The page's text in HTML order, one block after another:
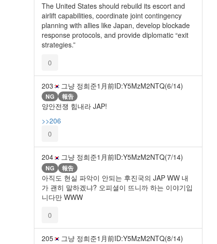
The United States should rebuild its escort and
airlift capabilities, coordinate joint contingency
planning with allies like Japan, develop blockade
response protocols, and provide diplomatic “exit
strategies.”
0
203 그냥 정희준1月前ID:Y5MzM2NTQ(6/14)
NG 報告
양안전쟁 힘내라 JAP!
>>206
0
204 그냥 정희준1月前ID:Y5MzM2NTQ(7/14)
NG 報告
아직도 현실 파악이 안되는 후진국의 JAP WW 내
가 괜히 말하겠냐? 오피셜이 뜨니까 하는 이야기입
니다만 WWW
0
205 그냥 정희준1月前ID:Y5MzM2NTQ(8/14)